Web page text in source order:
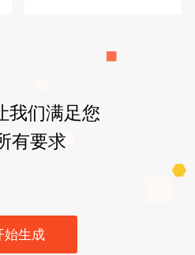
我们满足您
有要求
始生成